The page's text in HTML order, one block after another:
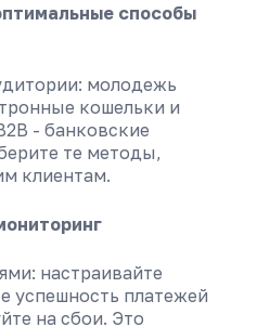
способы
молодежь
кошельки и
- банковские
те методы,
клиентам.
настраивайте
успешность платежей
на сбои. Это